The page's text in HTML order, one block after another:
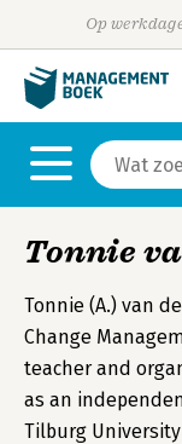
Op
Tonnie
Tonnie (A.) van
Change
teacher and
as an
Tilburg